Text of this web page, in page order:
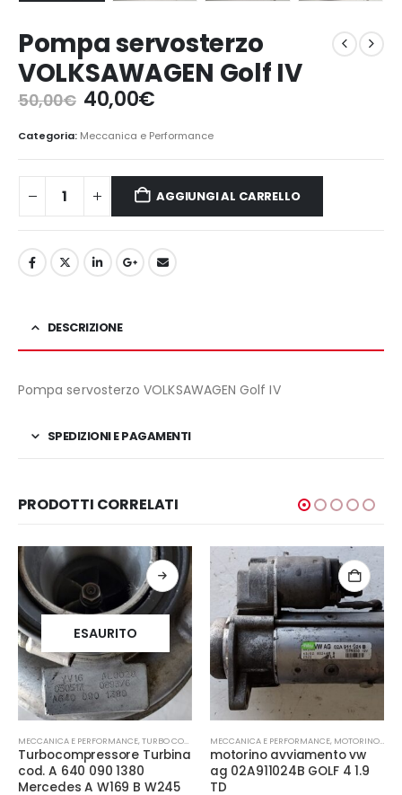
Pompa servosterzo
VOLKSAWAGEN Golf IV
50,00€ Il
prezzo
originale
era:
50,00€.
40,00€Il
attuale
è:
40,00€.
Categoria: Meccanica e Performance
AGGIUNGI AL CARRELLO
DESCRIZIONE
Pompa servosterzo VOLKSAWAGEN Golf IV
SPEDIZIONI E PAGAMENTI
PRODOTTI CORRELATI
E PERFORMANCE
ESAURITO
MECCANICA E PERFORMANCE,TURBO COMPRESSORE- TURBINA
Turbocompressore Turbina
cod. A 640 090 1380
Mercedes A W169 B W245
MECCANICA E PERFORMANCE, MOTORINO AVVIAMENTO
motorino avviamento vw
ag 02A911024B GOLF 4 1.9
TD